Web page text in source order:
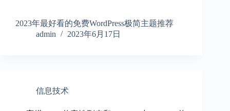
2023年最好看的免费WordPress极简主题推荐
admin
2023年6月17日
信息技术